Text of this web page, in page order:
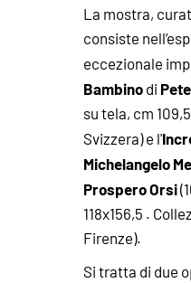
La mostra,
consiste
eccezionale
Bambinodi
su tela, cm
Svizzera) e l'
Michelangelo
Prospero Orsi
118x156,5 .
Firenze).
Si tratta di due